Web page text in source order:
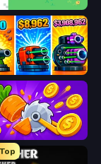
MachinEGG
Pumpkin Defense: Merge Cannon
Ring Idle
Top